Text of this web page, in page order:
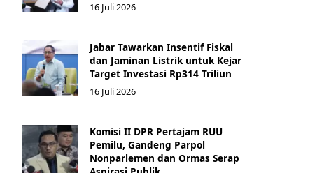
16 Juli 2026
Jabar Tawarkan Insentif Fiskal
dan Jaminan Listrik untuk Kejar
Target Investasi Rp314 Triliun
16 Juli 2026
Komisi II DPR Pertajam RUU
Pemilu, Gandeng Parpol
Nonparlemen dan Ormas Serap